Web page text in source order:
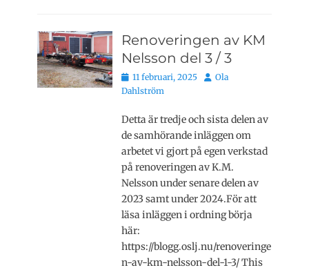
Renoveringen av KM
Nelsson del 3 / 3
Publicerat
den
11 februari, 2025 Författare
Ola
Dahlström
Detta är tredje och sista delen av
de samhörande inläggen om
arbetet vi gjort på egen verkstad
på renoveringen av K.M.
Nelsson under senare delen av
2023 samt under 2024.För att
läsa inläggen i ordning börja
här:
https://blogg.oslj.nu/renoveringe
n-av-km-nelsson-del-1-3/ This